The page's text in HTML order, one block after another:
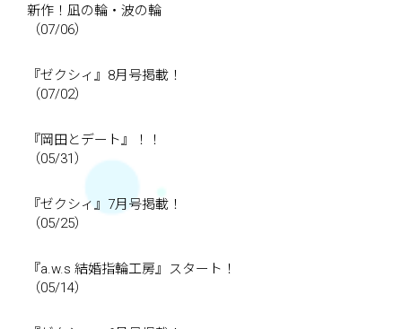
新作！凪の輪・波の輪
（07/06）
『ゼクシィ』8月号掲載！
（07/02）
『岡田とデート』！！
（05/31）
『ゼクシィ』7月号掲載！
（05/25）
『a.w.s 結婚指輪工房』スタート！
（05/14）